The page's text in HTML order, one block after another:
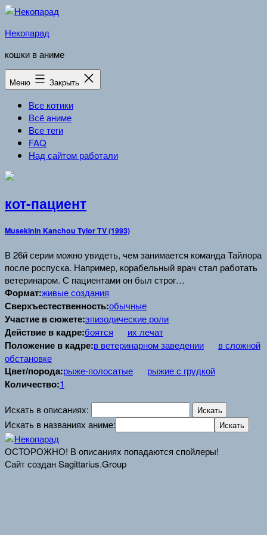
Перейти
содержимому
Некопарад
кошки в аниме
Меню Закрыть
Все котики
Всё аниме
Все теги
FAQ
Над сайтом работали
кот-пациент
Musekinin Kanchou Tylor TV (1993)
В 26й серии можно увидеть, чем занимается команда Тайлора
после роспуска. Например, корабельный врач стал работать
ветеринаром. С пациентами он был строг…
Формат:живые создания
Сверхъестественность:обычные
Участие в сюжете:эпизодические роли
Действие в кадре:боятся их лечат
Положение в кадре:в ветеринарном заведении
в сложной
обстановке
Цвет/порода:рыже-полосатые рыжие с грудкой
Количество:1
Искать в описаниях:
Искать в названиях аниме:
ОСТОРОЖНО! В описаниях попадаются спойлеры!
Сайт создан Sagittarius.Group